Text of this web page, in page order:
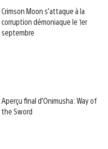
Crimson Moon s’attaque à la
corruption démoniaque le 1er
septembre
Aperçu final d’Onimusha: Way of
the Sword